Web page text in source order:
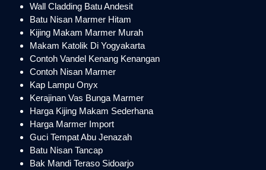
Wall Cladding Batu Andesit
Batu Nisan Marmer Hitam
Kijing Makam Marmer Murah
Makam Katolik Di Yogyakarta
Contoh Vandel Kenang Kenangan
Contoh Nisan Marmer
Kap Lampu Onyx
Kerajinan Vas Bunga Marmer
Harga Kijing Makam Sederhana
Harga Marmer Import
Guci Tempat Abu Jenazah
Batu Nisan Tancap
Bak Mandi Teraso Sidoarjo